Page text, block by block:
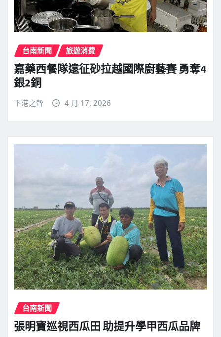
台南新聞 旅遊消費
嘉藥西餐隊遠征砂拉越國際廚藝賽 勇奪4
銀2銅
下港之聲 4 月 17, 2026
台南新聞
張明寶巡視西瓜田 助提升學甲西瓜品牌